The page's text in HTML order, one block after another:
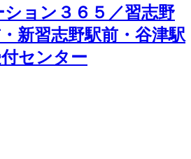
ョン３６５／習志野
新習志野駅前・谷津駅
センター